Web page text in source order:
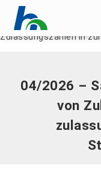
Menü überspringen
Menü überspringen
Home |Dokumente
Zulassungszahlen in
04/2026 –
von